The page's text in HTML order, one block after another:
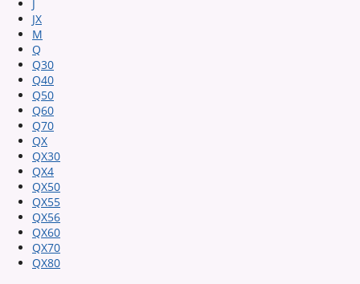
J
JX
M
Q
Q30
Q40
Q50
Q60
Q70
QX
QX30
QX4
QX50
QX55
QX56
QX60
QX70
QX80